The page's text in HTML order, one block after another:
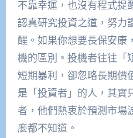
不靠幸運，也沒有程式提
認真研究投資之道，努力
醒。如果你想要長保安康
機的區別。投機者往往「
短期暴利，卻忽略長期價
是「投資者」的人，其實
者，他們熱衷於預測市場
麼都不知道。